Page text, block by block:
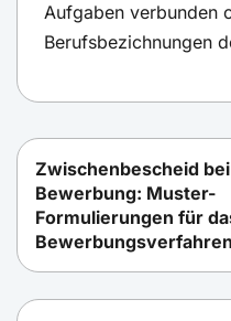
Aufgaben verbunden
Berufsbezichnungen
Zwischenbescheid bei
Bewerbung: Muster-
Formulierungen für
Bewerbungsverfahren